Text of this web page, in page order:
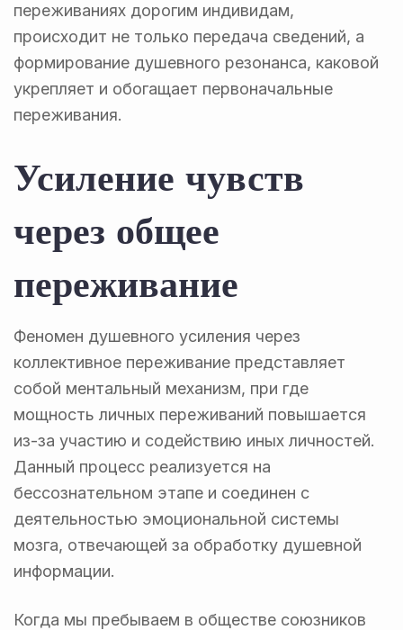
переживаниях дорогим индивидам,
происходит не только передача сведений, а
формирование душевного резонанса, каковой
укрепляет и обогащает первоначальные
переживания.
Усиление чувств
через общее
переживание
Феномен душевного усиления через
коллективное переживание представляет
собой ментальный механизм, при где
мощность личных переживаний повышается
из-за участию и содействию иных личностей.
Данный процесс реализуется на
бессознательном этапе и соединен с
деятельностью эмоциональной системы
мозга, отвечающей за обработку душевной
информации.
Когда мы пребываем в обществе союзников